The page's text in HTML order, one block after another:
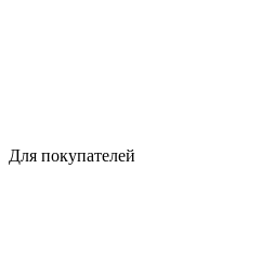
Для покупателей